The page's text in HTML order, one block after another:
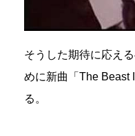
そうした期待に応え
めに新曲「The Beast
る。